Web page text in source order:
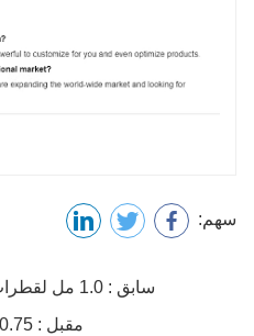
سهم:
سابق : 1.0 مل لقطرات سيلامكتين وسارولانر للقطط
مقبل : 0.75 مل لمحلول سيلامكتين للقطط